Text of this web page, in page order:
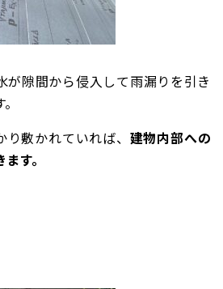
が隙間から侵入して雨漏りを引き
敷かれていれば、 建物内部への
す。